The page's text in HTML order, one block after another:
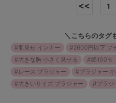
WEB限定アイテム
特集ページ
<< 1
＼こちらのタグ
肌見せ インナー 2600円以下 プ
大きな胸 小さく見せる
綿100％
レース ブラジャー
ブラジャー
大きいサイズ ブラジャー
ブラジ